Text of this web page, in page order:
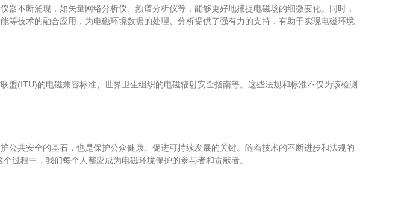
断涌现，如矢量网络分析仪、频谱分析仪等，能够更好地捕捉电磁场的细微变化。同时，
技术的融合应用，为电磁环境数据的处理、分析提供了强有力的支持，有助于实现电磁环境
(ITU)的电磁兼容标准、世界卫生组织的电磁辐射安全指南等。这些法规和标准不仅为该检测
共安全的基石，也是保护公众健康、促进可持续发展的关键。随着技术的不断进步和法规的
过程中，我们每个人都应成为电磁环境保护的参与者和贡献者。